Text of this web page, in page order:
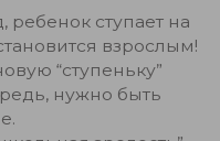
ребенок ступает на
взрослым!
“ступеньку”
нужно быть